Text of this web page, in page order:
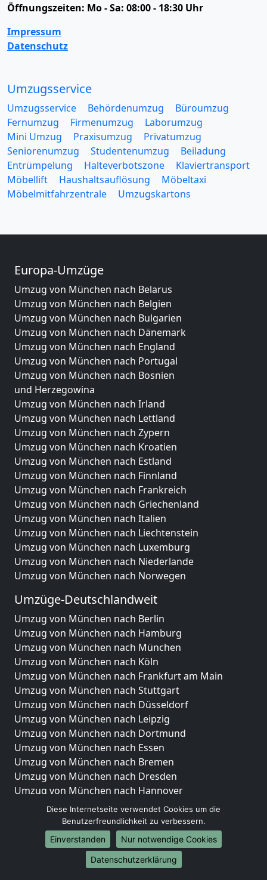
Öffnungszeiten: Mo - Sa: 08:00 - 18:30 Uhr
Impressum
Datenschutz
Umzugsservice
Umzugsservice Behördenumzug
Büroumzug
Fernumzug
Firmenumzug
Laborumzug
Mini Umzug
Praxisumzug
Privatumzug
Seniorenumzug
Studentenumzug
Beiladung
Entrümpelung
Halteverbotszone
Klaviertransport
Möbellift
Haushaltsauflösung
Möbeltaxi
Möbelmitfahrzentrale
Umzugskartons
Europa-Umzüge
Umzug von München nach Belarus
Umzug von München nach Belgien
Umzug von München nach Bulgarien
Umzug von München nach Dänemark
Umzug von München nach England
Umzug von München nach Portugal
Umzug von München nach Bosnien
und Herzegowina
Umzug von München nach Irland
Umzug von München nach Lettland
Umzug von München nach Zypern
Umzug von München nach Kroatien
Umzug von München nach Estland
Umzug von München nach Finnland
Umzug von München nach Frankreich
Umzug von München nach Griechenland
Umzug von München nach Italien
Umzug von München nach Liechtenstein
Umzug von München nach Luxemburg
Umzug von München nach Niederlande
Umzug von München nach Norwegen
Umzüge-Deutschlandweit
Umzug von München nach Berlin
Umzug von München nach Hamburg
Umzug von München nach München
Umzug von München nach Köln
Umzug von München nach Frankfurt am Main
Umzug von München nach Stuttgart
Umzug von München nach Düsseldorf
Umzug von München nach Leipzig
Umzug von München nach Dortmund
Umzug von München nach Essen
Umzug von München nach Bremen
Umzug von München nach Dresden
Umzug von München nach Hannover
Umzug von München nach Nürnberg
Umzug von München nach Duisburg
Umzug von München nach Bochum
Umzug von München nach Wuppertal
Umzug von München nach Bielefeld
Diese Internetseite verwendet Cookies um die
Benutzerfreundlichkeit zu verbessern.
Einverstanden
Nur notwendige Cookies
Datenschutzerklärung